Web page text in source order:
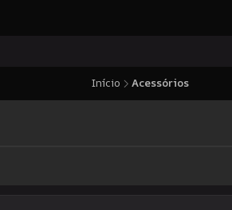
Início Acessórios